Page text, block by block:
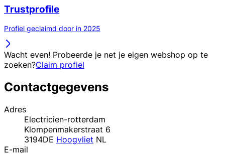
Trustprofile
Profiel geclaimd door in 2025
Wacht even! Probeerde je net je eigen webshop op te
zoeken?Claim profiel
Contactgegevens
Adres
Electricien-rotterdam
Klompenmakerstraat 6
3194DE Hoogvliet NL
E-mail